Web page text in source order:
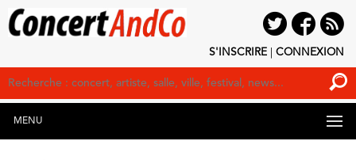
S'INSCRIRE CONNEXION
MENU